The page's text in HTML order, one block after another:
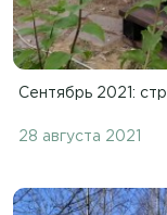
Сентябрь 2021:
28 августа 2021